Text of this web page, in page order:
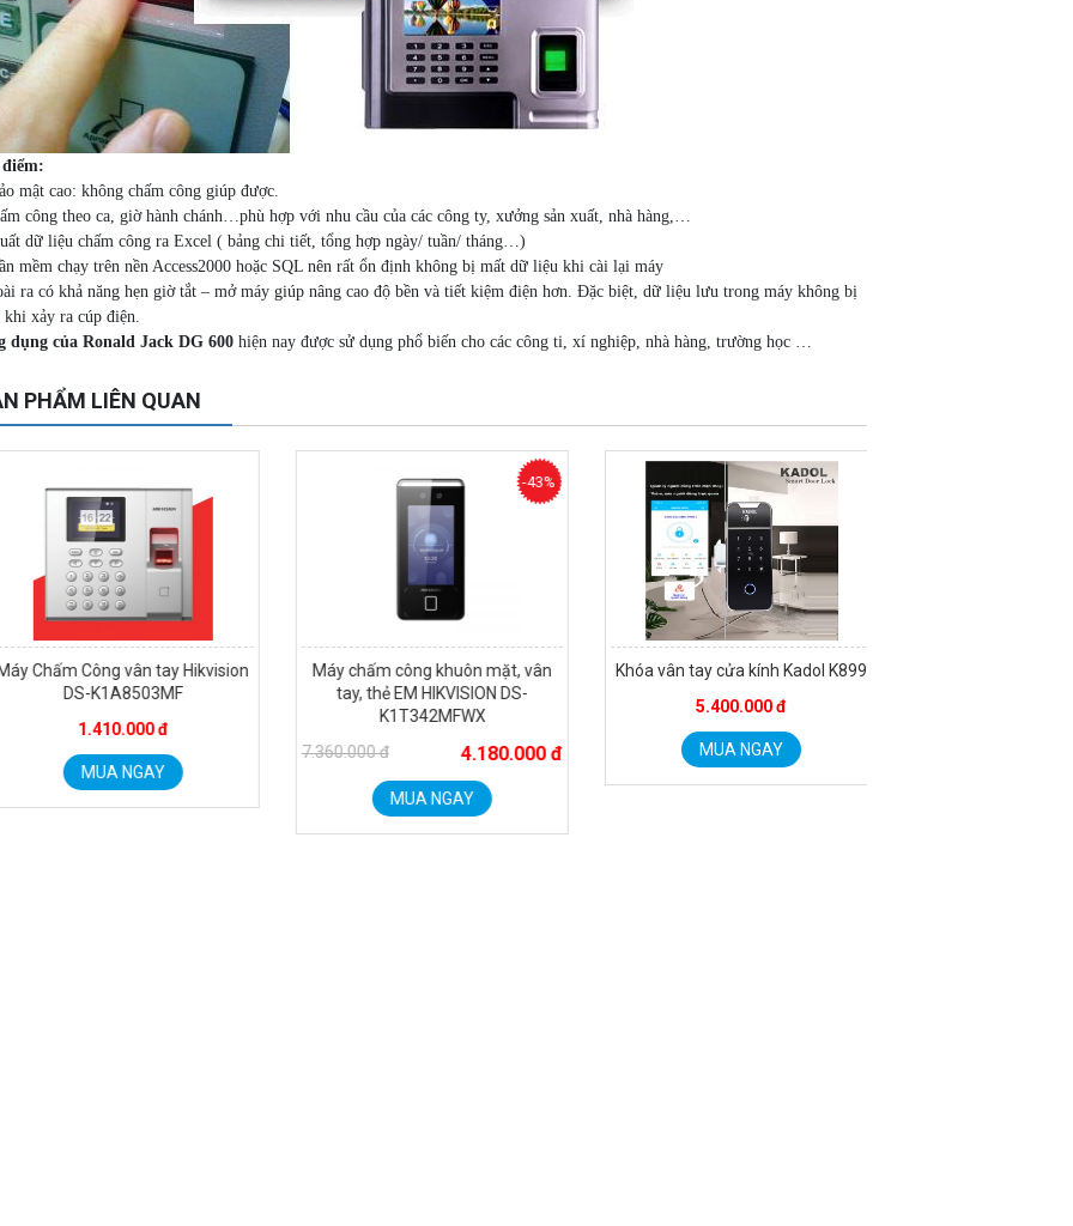
mật cao: không chấm công giúp được.
công theo ca, giờ hành chánh…phù hợp với nhu cầu của các công ty, xưởng sản xuất, nhà hàng,…
dữ liệu chấm công ra Excel ( bảng chi tiết, tổng hợp ngày/ tuần/ tháng…)
mềm chạy trên nền Access2000 hoặc SQL nên rất ổn định không bị mất dữ liệu khi cài lại máy
ra có khả năng hẹn giờ tắt – mở máy giúp nâng cao độ bền và tiết kiệm điện hơn. Đặc biệt, dữ liệu lưu trong máy không bị
khi xảy ra cúp điện.
dụng của Ronald Jack DG 600 hiện nay được sử dụng phổ biến cho các công ti, xí nghiệp, nhà hàng, trường học …
PHẨM LIÊN QUAN
Chấm Công vân tay Hikvision
DS-K1A8503MF
1.410.000 đ
MUA NGAY
Máy chấm công khuôn mặt, vân
tay, thẻ EM HIKVISION DS-
K1T342MFWX
7.360.000 đ
4.180.000 đ
-43%
MUA NGAY
Khóa vân tay cửa kính Kadol K899
5.400.000 đ
MUA NGAY